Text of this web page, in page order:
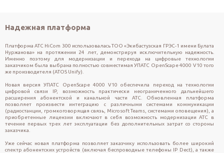
Надежная платформа
Платформа АТС HiCom 300 использовалась ТОО «Экибастузская ГРЭС-1 имени Булата
Нуржанова» на протяжении 24 лет, демонстрируя исключительную надежность.
Именно поэтому для модернизации и перехода на цифровые технологии
заказчиком была выбрана полностью совместимая УПАТС OpenScape 4000 V10 того
же производителя (ATOS Unify).
Новая версия УПАТС OpenScape 4000 V10 обеспечила переход на технологии
цифровой связи IP, возможность практически неограниченного дальнейшего
расширения абонентской и канальной части АТС. Обновленная платформа
позволяет произвести интеграцию с различными системами коммуникации
(радиостанции, громкоговорящая связь, Microsoft Teams, системами оповещения), а
приобретенные лицензии включают в себя возможность модернизации АТС в
течение первых трех лет эксплуатации без дополнительных затрат со стороны
заказчика.
Уже сейчас новая платформа позволяет заказчику использовать более широкий
спектр абонентских устройств (включая беспроводные телефоны IP Dect), а также